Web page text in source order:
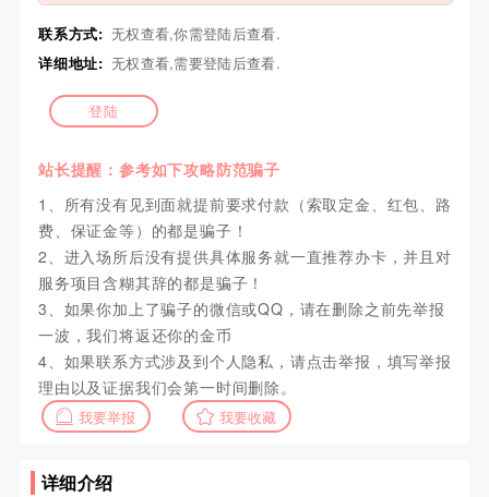
联系方式: 无权查看,你需登陆后查看.
详细地址: 无权查看,需要登陆后查看.
登陆
站长提醒：参考如下攻略防范骗子
1、所有没有见到面就提前要求付款（索取定金、红包、路
费、保证金等）的都是骗子！
2、进入场所后没有提供具体服务就一直推荐办卡，并且对
服务项目含糊其辞的都是骗子！
3、如果你加上了骗子的微信或QQ，请在删除之前先举报
一波，我们将返还你的金币
4、如果联系方式涉及到个人隐私，请点击举报，填写举报
理由以及证据我们会第一时间删除。
我要举报 我要收藏
详细介绍